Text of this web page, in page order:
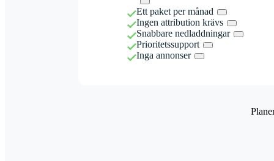
Ett paket per månad
Ingen attribution krävs
Snabbare nedladdningar
Prioritetssupport
Inga annonser